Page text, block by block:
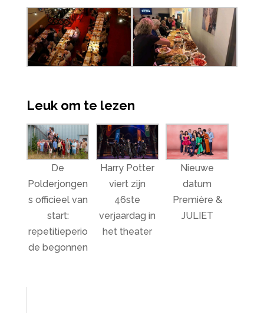
Leuk om te lezen
De
Polderjongen
s officieel van
start:
repetitieperio
de begonnen
Harry Potter
viert zijn
46ste
verjaardag in
het theater
Nieuwe
datum
Première &
JULIET